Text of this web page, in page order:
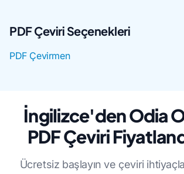
PDF Çeviri Seçenekleri
PDF Çevirmen
İngilizce'den Odia
PDF Çeviri
Ücretsiz başlayın ve çeviri